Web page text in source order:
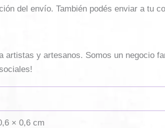
del envío. También podés enviar a tu
artistas y artesanos. Somos un negocio
× 0,6 cm